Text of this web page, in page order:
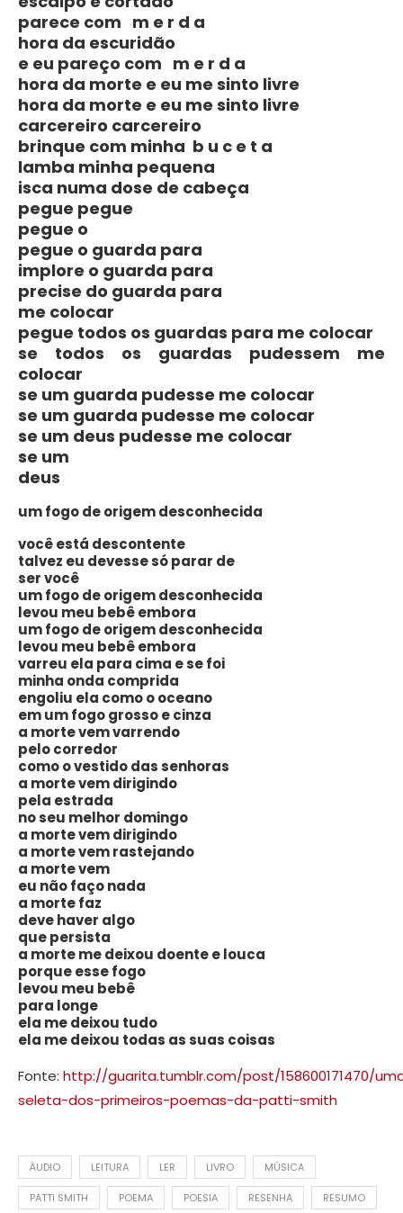
parece com m e r d a
hora da escuridão
e eu pareço com m e r d a
hora da morte e eu me sinto livre
hora da morte e eu me sinto livre
carcereiro carcereiro
brinque com minha b u c e t a
lamba minha pequena
isca numa dose de cabeça
pegue pegue
pegue o
pegue o guarda para
implore o guarda para
precise do guarda para
me colocar
pegue todos os guardas para me colocar
se todos os guardas pudessem me
colocar
se um guarda pudesse me colocar
se um guarda pudesse me colocar
se um deus pudesse me colocar
se um
deus
um fogo de origem desconhecida
você está descontente
talvez eu devesse só parar de
ser você
um fogo de origem desconhecida
levou meu bebê embora
um fogo de origem desconhecida
levou meu bebê embora
varreu ela para cima e se foi
minha onda comprida
engoliu ela como o oceano
em um fogo grosso e cinza
a morte vem varrendo
pelo corredor
como o vestido das senhoras
a morte vem dirigindo
pela estrada
no seu melhor domingo
a morte vem dirigindo
a morte vem rastejando
a morte vem
eu não faço nada
a morte faz
deve haver algo
que persista
a morte me deixou doente e louca
porque esse fogo
levou meu bebê
para longe
ela me deixou tudo
ela me deixou todas as suas coisas
Fonte: http://guarita.tumblr.com/post/158600171470/
seleta-dos-primeiros-poemas-da-patti-smith
ÁUDIO LEITURA LER LIVRO MÚSICA
PATTI SMITH POEMA POESIA RESENHA RESUMO